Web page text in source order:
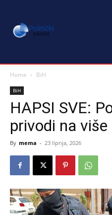
Home BiH
BiH
HAPSI SVE:
privodi na
By mema - 23 lipnja, 2026